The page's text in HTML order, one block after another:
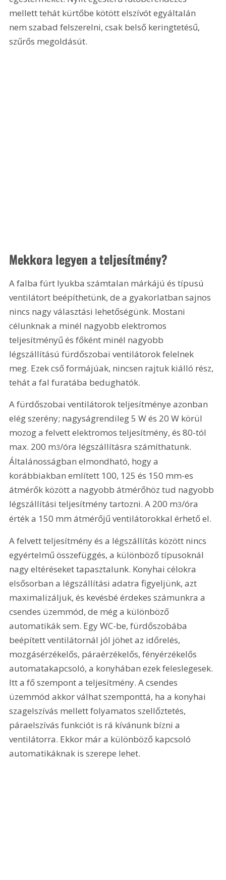
mellett tehát kürtőbe kötött elszívót egyáltalán
nem szabad felszerelni, csak belső keringtetésű,
szűrős megoldásút.
Mekkora legyen a teljesítmény?
A falba fúrt lyukba számtalan márkájú és típusú
ventilátort beépíthetünk, de a gyakorlatban sajnos
nincs nagy választási lehetőségünk. Mostani
célunknak a minél nagyobb elektromos
teljesítményű és főként minél nagyobb
légszállítású fürdőszobai ventilátorok felelnek
meg. Ezek cső formájúak, nincsen rajtuk kiálló rész,
tehát a fal furatába bedughatók.
A fürdőszobai ventilátorok teljesítménye azonban
elég szerény; nagyságrendileg 5 W és 20 W körül
mozog a felvett elektromos teljesítmény, és 80-tól
max. 200 m3/óra légszállításra számíthatunk.
Általánosságban elmondható, hogy a
korábbiakban említett 100, 125 és 150 mm-es
átmérők között a nagyobb átmérőhöz tud nagyobb
légszállítási teljesítmény tartozni. A 200 m3/óra
érték a 150 mm átmérőjű ventilátorokkal érhető el.
A felvett teljesítmény és a légszállítás között nincs
egyértelmű összefüggés, a különböző típusoknál
nagy eltéréseket tapasztalunk. Konyhai célokra
elsősorban a légszállítási adatra figyeljünk, azt
maximalizáljuk, és kevésbé érdekes számunkra a
csendes üzemmód, de még a különböző
automatikák sem. Egy WC-be, fürdőszobába
beépített ventilátornál jól jöhet az időrelés,
mozgásérzékelős, páraérzékelős, fényérzékelős
automatakapcsoló, a konyhában ezek feleslegesek.
Itt a fő szempont a teljesítmény. A csendes
üzemmód akkor válhat szemponttá, ha a konyhai
szagelszívás mellett folyamatos szellőztetés,
páraelszívás funkciót is rá kívánunk bízni a
ventilátorra. Ekkor már a különböző kapcsoló
automatikáknak is szerepe lehet.